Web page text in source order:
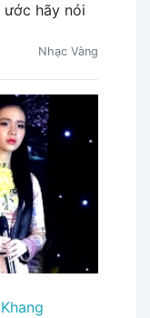
hãy nói
Nhạc Vàng